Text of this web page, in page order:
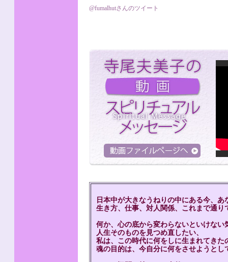
@fumalhutさんのツイート
日本中が大きなうねりの中にある今、
生き方、仕事、対人関係、これまで通り
何か、心の底から変わらないといけない
人生そのものを見つめ直したい、
私は、この時代に何をしに生まれてきた
魂の目的は、今自分に何をさせようとし